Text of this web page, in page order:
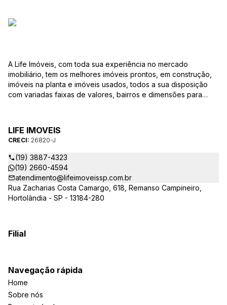
A Life Imóveis, com toda sua experiência no mercado
imobiliário, tem os melhores imóveis prontos, em construção,
imóveis na planta e imóveis usados, todos a sua disposição
com variadas faixas de valores, bairros e dimensões para
as suas dúvidas sobre casas, apartamentos, terrenos, salas
comerciais e outros produtos imobiliários.
LIFE IMOVEIS
CRECI: 26820-J
(19) 3887-4323
(19) 2660-4594
atendimento@lifeimoveissp.com.br
Rua Zacharias Costa Camargo, 618, Remanso Campineiro,
Hortolândia - SP - 13184-280
Filial
Navegação rápida
Home
Sobre nós